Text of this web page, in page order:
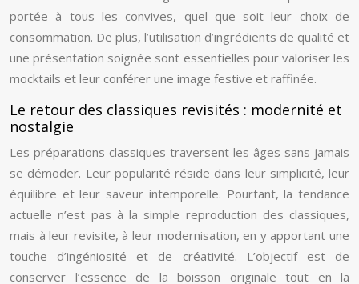
portée à tous les convives, quel que soit leur choix de
consommation. De plus, l’utilisation d’ingrédients de qualité et
une présentation soignée sont essentielles pour valoriser les
mocktails et leur conférer une image festive et raffinée.
Le retour des classiques revisités : modernité et
nostalgie
Les préparations classiques traversent les âges sans jamais
se démoder. Leur popularité réside dans leur simplicité, leur
équilibre et leur saveur intemporelle. Pourtant, la tendance
actuelle n’est pas à la simple reproduction des classiques,
mais à leur revisite, à leur modernisation, en y apportant une
touche d’ingéniosité et de créativité. L’objectif est de
conserver l’essence de la boisson originale tout en la